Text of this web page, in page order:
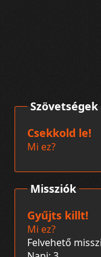
Missziók
Gyűjts killt!
Mi ez?
Felvehető
Szövetségek
Csekkold le!
Mi ez?